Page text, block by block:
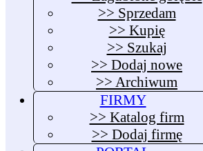
>> Sprzedam
>> Kupię
>> Szukaj
>> Dodaj nowe
>> Archiwum
FIRMY
>> Katalog firm
>> Dodaj firmę